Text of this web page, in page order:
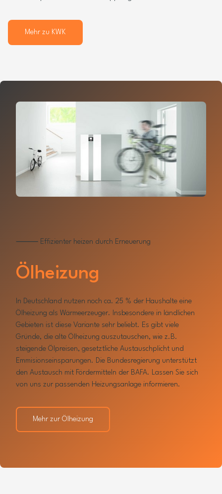
Mehr zu KWK
⸻ Effizienter heizen durch Erneuerung
Ölheizung
In Deutschland nutzen noch ca. 25 % der Haushalte eine
Ölheizung als Wärmeerzeuger. Insbesondere in ländlichen
Gebieten ist diese Variante sehr beliebt. Es gibt viele
Gründe, die alte Ölheizung auszutauschen, wie z.B.
steigende Ölpreisen, gesetztliche Austauschplicht und
Emmisionseinsparungen. Die Bundesregierung unterstützt
den Austausch mit Fördermitteln der BAFA. Lassen Sie sich
von uns zur passenden Heizungsanlage informieren.
Mehr zur Ölheizung